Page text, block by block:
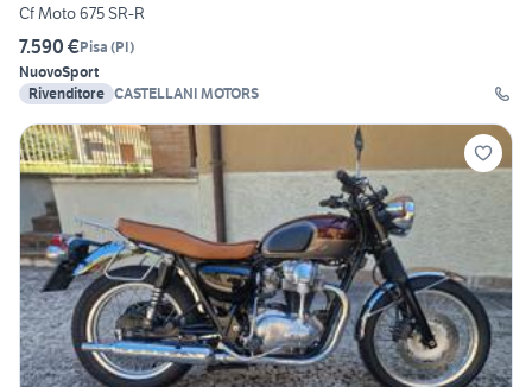
Cf Moto 675 SR-R
7.590 €Pisa (PI)
NuovoSport
Rivenditore CASTELLANI MOTORS